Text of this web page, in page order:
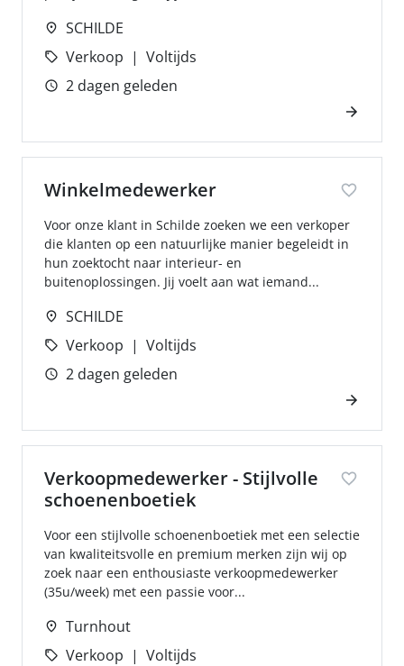
SCHILDE
Verkoop
Voltijds
2 dagen geleden
Winkelmedewerker
Voor onze klant in Schilde zoeken we een verkoper
die klanten op een natuurlijke manier begeleidt in
hun zoektocht naar interieur- en
buitenoplossingen. Jij voelt aan wat iemand...
SCHILDE
Verkoop
Voltijds
2 dagen geleden
Verkoopmedewerker - Stijlvolle
schoenenboetiek
Voor een stijlvolle schoenenboetiek met een selectie
van kwaliteitsvolle en premium merken zijn wij op
zoek naar een enthousiaste verkoopmedewerker
(35u/week) met een passie voor...
Turnhout
Verkoop
Voltijds